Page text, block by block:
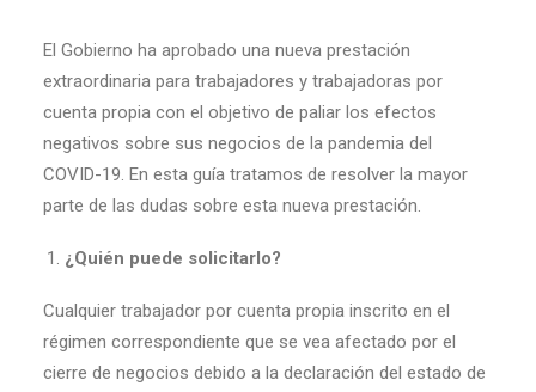
El Gobierno ha aprobado una nueva prestación
extraordinaria para trabajadores y trabajadoras por
cuenta propia con el objetivo de paliar los efectos
negativos sobre sus negocios de la pandemia del
COVID-19. En esta guía tratamos de resolver la mayor
parte de las dudas sobre esta nueva prestación.
¿Quién puede solicitarlo?
Cualquier trabajador por cuenta propia inscrito en el
régimen correspondiente que se vea afectado por el
cierre de negocios debido a la declaración del estado de